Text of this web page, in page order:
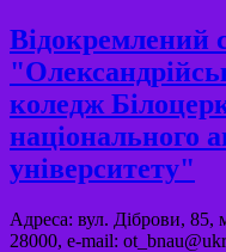
Перейти
к
содержимому
Відокремлений
коледж
національного
університету"
Адреса: вул. Діброви, 85,
28000, e-mail: